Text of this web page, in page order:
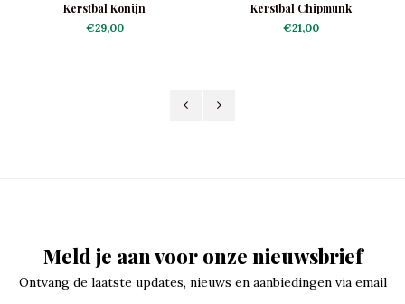
Kerstbal Konijn
€29,00
Kerstbal Chipmunk
€21,00
Meld je aan voor onze nieuwsbrief
Ontvang de laatste updates, nieuws en aanbiedingen via email